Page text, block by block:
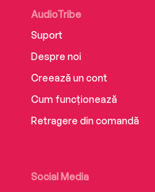
AudioTribe
Suport
Despre noi
Creează un cont
Cum funcționează
Retragere din comandă
Social Media